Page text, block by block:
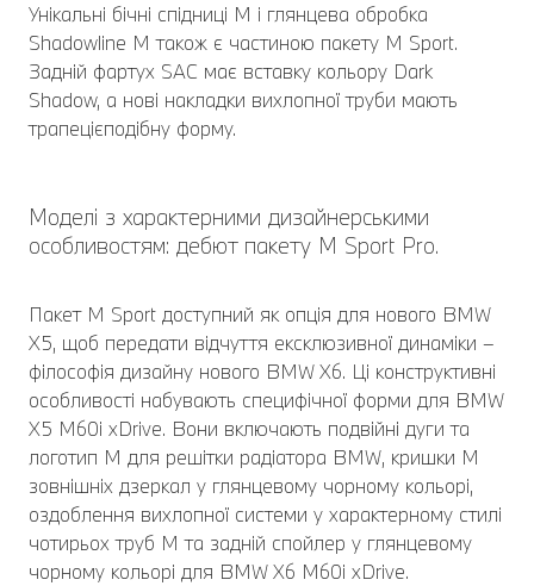
Унікальні бічні спідниці M і глянцева обробка
Shadowline M також є частиною пакету M Sport.
Задній фартух SAC має вставку кольору Dark
Shadow, а нові накладки вихлопної труби мають
трапецієподібну форму.
Моделі з характерними дизайнерськими
особливостям: дебют пакету M Sport Pro.
Пакет M Sport доступний як опція для нового BMW
X5, щоб передати відчуття ексклюзивної динаміки –
філософія дизайну нового BMW X6. Ці конструктивні
особливості набувають специфічної форми для BMW
X5 M60i xDrive. Вони включають подвійні дуги та
логотип M для решітки радіатора BMW, кришки M
зовнішніх дзеркал у глянцевому чорному кольорі,
оздоблення вихлопної системи у характерному стилі
чотирьох труб M та задній спойлер у глянцевому
чорному кольорі для BMW X6 M60i xDrive.